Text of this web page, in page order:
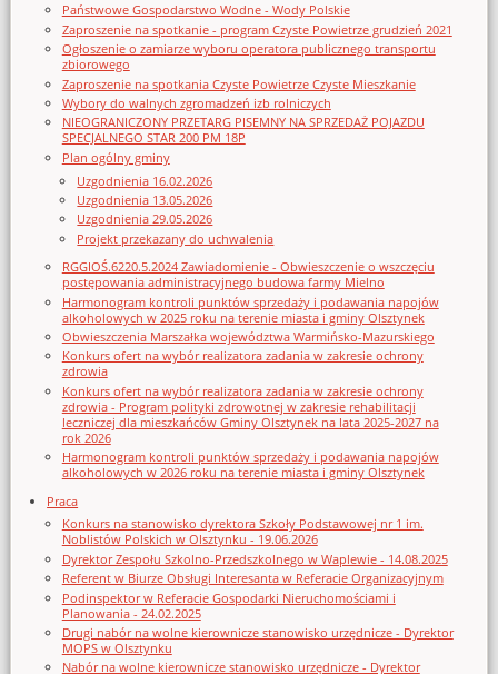
Państwowe Gospodarstwo Wodne - Wody Polskie
Zaproszenie na spotkanie - program Czyste Powietrze grudzień 2021
Ogłoszenie o zamiarze wyboru operatora publicznego transportu
zbiorowego
Zaproszenie na spotkania Czyste Powietrze Czyste Mieszkanie
Wybory do walnych zgromadzeń izb rolniczych
NIEOGRANICZONY PRZETARG PISEMNY NA SPRZEDAŻ POJAZDU
SPECJALNEGO STAR 200 PM 18P
Plan ogólny gminy
Uzgodnienia 16.02.2026
Uzgodnienia 13.05.2026
Uzgodnienia 29.05.2026
Projekt przekazany do uchwalenia
RGGIOŚ.6220.5.2024 Zawiadomienie - Obwieszczenie o wszczęciu
postępowania administracyjnego budowa farmy Mielno
Harmonogram kontroli punktów sprzedaży i podawania napojów
alkoholowych w 2025 roku na terenie miasta i gminy Olsztynek
Obwieszczenia Marszałka województwa Warmińsko-Mazurskiego
Konkurs ofert na wybór realizatora zadania w zakresie ochrony
zdrowia
Konkurs ofert na wybór realizatora zadania w zakresie ochrony
zdrowia - Program polityki zdrowotnej w zakresie rehabilitacji
leczniczej dla mieszkańców Gminy Olsztynek na lata 2025-2027 na
rok 2026
Harmonogram kontroli punktów sprzedaży i podawania napojów
alkoholowych w 2026 roku na terenie miasta i gminy Olsztynek
Praca
Konkurs na stanowisko dyrektora Szkoły Podstawowej nr 1 im.
Noblistów Polskich w Olsztynku - 19.06.2026
Dyrektor Zespołu Szkolno-Przedszkolnego w Waplewie - 14.08.2025
Referent w Biurze Obsługi Interesanta w Referacie Organizacyjnym
Podinspektor w Referacie Gospodarki Nieruchomościami i
Planowania - 24.02.2025
Drugi nabór na wolne kierownicze stanowisko urzędnicze - Dyrektor
MOPS w Olsztynku
Nabór na wolne kierownicze stanowisko urzędnicze - Dyrektor